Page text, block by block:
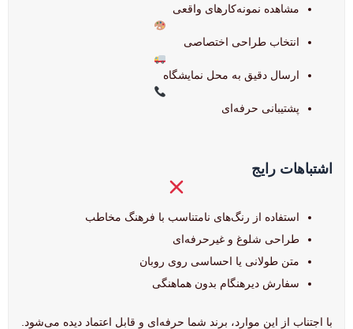
مشاهده نمونه‌کارهای واقعی
انتخاب طراحی اختصاصی
ارسال دقیق به محل نمایشگاه
پشتیبانی حرفه‌ای
اشتباهات رایج
استفاده از رنگ‌های نامتناسب با فرهنگ مخاطب
طراحی شلوغ و غیرحرفه‌ای
متن طولانی یا احساسی روی روبان
سفارش دیرهنگام بدون هماهنگی
با اجتناب از این موارد، برند شما حرفه‌ای و قابل اعتماد دیده می‌شود.